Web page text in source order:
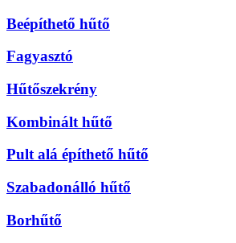
Beépíthető hűtő
Fagyasztó
Hűtőszekrény
Kombinált hűtő
Pult alá építhető hűtő
Szabadonálló hűtő
Borhűtő